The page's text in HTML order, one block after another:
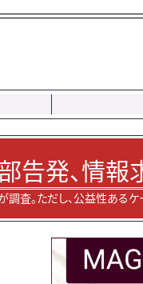
告発、情報
調査。ただし、公益性あるケ